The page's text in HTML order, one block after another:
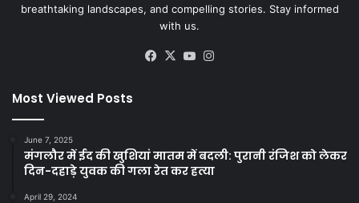
breathtaking landscapes, and compelling stories. Stay informed
with us.
Facebook
X YouTube
Most Viewed Posts
June 7, 2025
मंगलौर में ईद की खुशियां मातम में बदली: पुरानी रंजिश को लेकर
दिन-दहाड़े युवक की गला रेत कर हत्या
April 29, 2024